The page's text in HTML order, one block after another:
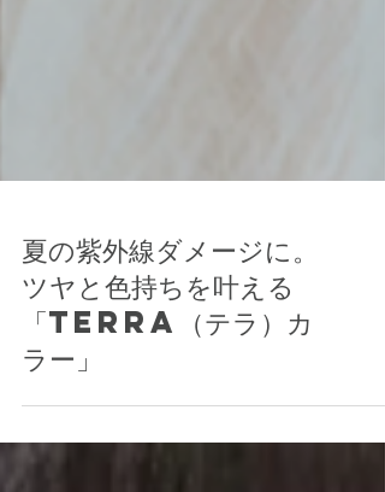
夏の紫外線ダメージに。
ツヤと色持ちを叶える
「terra（テラ）カ
ラー」